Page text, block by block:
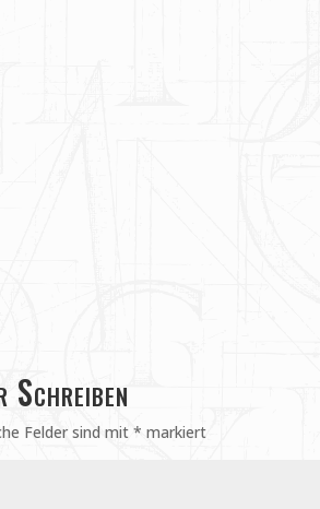
Schreiben
Felder sind mit* markiert